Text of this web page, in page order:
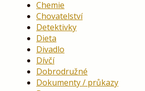
Chemie
Chovatelství
Detektivky
Dieta
Divadlo
Dívčí
Dobrodružné
Dokumenty / průkazy